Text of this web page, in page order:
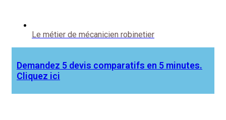
Le métier de mécanicien robinetier
Demandez 5 devis comparatifs en 5 minutes.
Cliquez ici